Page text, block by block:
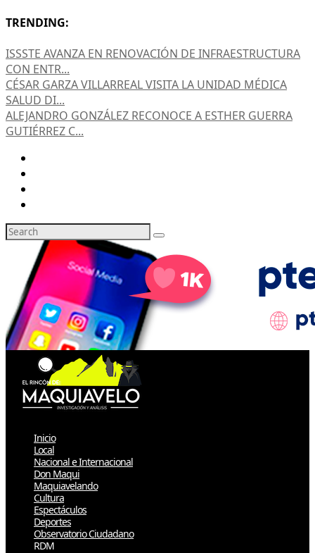
TRENDING:
ISSSTE AVANZA EN RENOVACIÓN DE INFRAESTRUCTURA
CON ENTR...
CÉSAR GARZA VILLARREAL VISITA LA UNIDAD MÉDICA
SALUD DI...
ALEJANDRO GONZÁLEZ RECONOCE A ESTHER GUERRA
GUTIÉRREZ C...
Inicio
Local
Nacional e Internacional
Don Maqui
Maquiavelando
Cultura
Espectáculos
Deportes
Observatorio Ciudadano
RDM